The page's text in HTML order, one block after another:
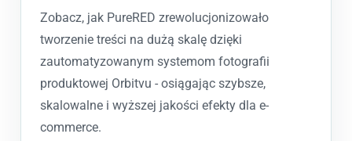
Zobacz, jak PureRED zrewolucjonizowało
tworzenie treści na dużą skalę dzięki
zautomatyzowanym systemom fotografii
produktowej Orbitvu - osiągając szybsze,
skalowalne i wyższej jakości efekty dla e-
commerce.